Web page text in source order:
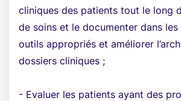
cliniques des patients tout le long
de soins et le documenter dans les
outils appropriés et améliorer
dossiers cliniques ;
- Evaluer les patients ayant des